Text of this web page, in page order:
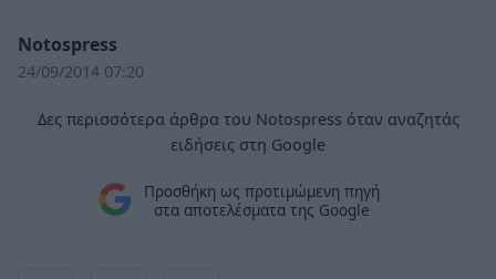
Notospress
24/09/2014 07:20
Δες περισσότερα άρθρα του Notospress όταν αναζητάς
ειδήσεις στη Google
Προσθήκη ως προτιμώμενη πηγή
στα αποτελέσματα της Google